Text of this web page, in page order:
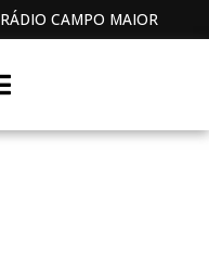
RÁDIO CAMPO MAIOR